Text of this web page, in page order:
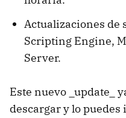
Actualizaciones de
Scripting Engine,
Server.
Este nuevo _update_
descargar y lo